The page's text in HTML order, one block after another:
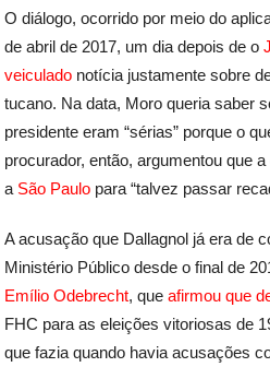
O diálogo, ocorrido por meio do
de abril de 2017, um dia depois de o
veiculado notícia justamente sobre
tucano. Na data, Moro queria saber
presidente eram “sérias” porque o
procurador, então, argumentou que
a São Paulo para “talvez passar
A acusação que Dallagnol já era de
Ministério Público desde o final de
Emílio Odebrecht, queafirmou que
FHC para as eleições vitoriosas de
que fazia quando havia acusações